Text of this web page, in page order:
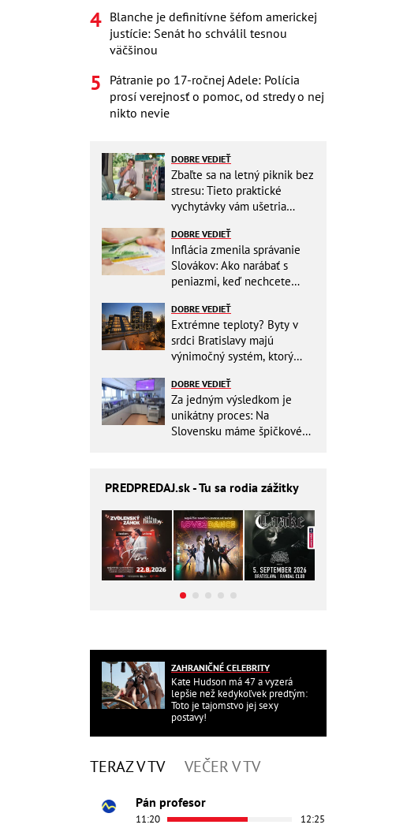
Blanche je definitívne šéfom americkej
justície: Senát ho schválil tesnou
väčšinou
Pátranie po 17-ročnej Adele: Polícia
prosí verejnosť o pomoc, od stredy o nej
nikto nevie
DOBRE VEDIEŤ
Zbaľte sa na letný piknik bez
stresu: Tieto praktické
vychytávky vám ušetria
DOBRE VEDIEŤ
Inflácia zmenila správanie
Slovákov: Ako narábať s
peniazmi, keď nechcete
DOBRE VEDIEŤ
Extrémne teploty? Byty v
srdci Bratislavy majú
výnimočný systém, ktorý
DOBRE VEDIEŤ
Za jedným výsledkom je
unikátny proces: Na
Slovensku máme špičkové
PREDPREDAJ.sk - Tu sa rodia zážitky
ZAHRANIČNÉ CELEBRITY
Kate Hudson má 47 a vyzerá
lepšie než kedykoľvek predtým:
Toto je tajomstvo jej sexy
postavy!
TERAZ V TV VEČER V TV
Pán profesor
11:20 12:25